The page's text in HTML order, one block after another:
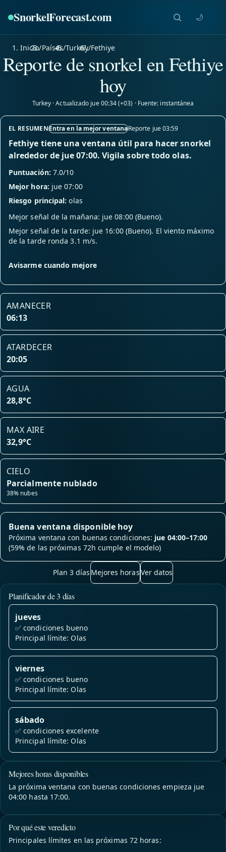
SnorkelForecast.com 🌙
Inicio/Países/Turkey/Fethiye
Reporte de snorkel en Fethiye
hoy
Turkey · Actualizado jue 00:34 (+03) · Fuente: instantánea
EL RESUMENEntra en la mejor ventanaReporte jue 03:59
Fethiye tiene una ventana útil para hacer snorkel
alrededor de jue 07:00. Vigila sobre todo olas.
Puntuación: 7.0/10
Mejor hora: jue 07:00
Riesgo principal: olas
Mejor señal de la mañana: jue 08:00 (Bueno).
Mejor señal de la tarde: jue 16:00 (Bueno). El viento máximo
de la tarde ronda 3.1 m/s.
Avisarme cuando mejore
AMANECER
06:13
ATARDECER
20:05
AGUA
28,8°C
MAX AIRE
32,9°C
CIELO
Parcialmente nublado
38% nubes
Buena ventana disponible hoy
Próxima ventana con buenas condiciones: jue 04:00–17:00
(59% de las próximas 72h cumple el modelo)
Plan 3 días Mejores horasVer datos
Planificador de 3 días
jueves
✅condiciones bueno
Principal límite: Olas
viernes
✅condiciones bueno
Principal límite: Olas
sábado
✅condiciones excelente
Principal límite: Olas
Mejores horas disponibles
La próxima ventana con buenas condiciones empieza jue
04:00 hasta 17:00.
Por qué este veredicto
Principales límites en las próximas 72 horas: